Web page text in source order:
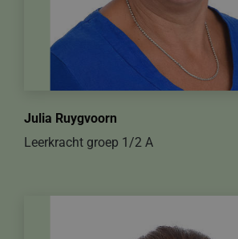
Julia Ruygvoorn
Leerkracht groep 1/2 A